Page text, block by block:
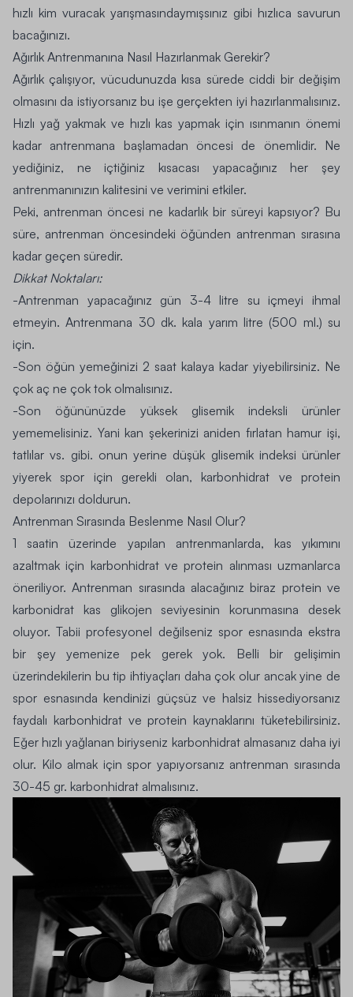
hızlı kim vuracak yarışmasındaymışsınız gibi hızlıca savurun
bacağınızı.
Ağırlık Antrenmanına Nasıl Hazırlanmak Gerekir?
Ağırlık çalışıyor, vücudunuzda kısa sürede ciddi bir değişim
olmasını da istiyorsanız bu işe gerçekten iyi hazırlanmalısınız.
Hızlı yağ yakmakve hızlı kas yapmak için ısınmanın önemi
kadar antrenmana başlamadan öncesi de önemlidir. Ne
yediğiniz, ne içtiğiniz kısacası yapacağınız her şey
antrenmanınızın kalitesini ve verimini etkiler.
Peki, antrenman öncesi ne kadarlık bir süreyi kapsıyor? Bu
süre, antrenman öncesindeki öğünden antrenman sırasına
kadar geçen süredir.
Dikkat Noktaları:
-Antrenman yapacağınız gün 3-4 litre su içmeyi ihmal
etmeyin. Antrenmana 30 dk. kala yarım litre (500 ml.) su
için.
-Son öğün yemeğinizi 2 saat kalaya kadar yiyebilirsiniz. Ne
çok aç ne çok tok olmalısınız.
-Son öğününüzde yüksek glisemik indeksli ürünler
yememelisiniz. Yani kan şekerinizi aniden fırlatan hamur işi,
tatlılar vs. gibi. onun yerine düşük glisemik indeksi ürünler
yiyerek spor için gerekli olan, karbonhidrat ve protein
depolarınızı doldurun.
Antrenman Sırasında Beslenme Nasıl Olur?
1 saatin üzerinde yapılan antrenmanlarda, kas yıkımını
azaltmak için karbonhidrat ve protein alınması uzmanlarca
öneriliyor. Antrenman sırasında alacağınız biraz protein ve
karbonidrat kas glikojen seviyesinin korunmasına desek
oluyor. Tabii profesyonel değilseniz spor esnasında ekstra
bir şey yemenize pek gerek yok. Belli bir gelişimin
üzerindekilerin bu tip ihtiyaçları daha çok olur ancak yine de
spor esnasında kendinizi güçsüz ve halsiz hissediyorsanız
faydalı karbonhidrat ve protein kaynaklarını tüketebilirsiniz.
Eğer hızlı yağlanan biriyseniz karbonhidrat almasanız daha iyi
olur. Kilo almak için spor yapıyorsanız antrenman sırasında
30-45 gr. karbonhidrat almalısınız.